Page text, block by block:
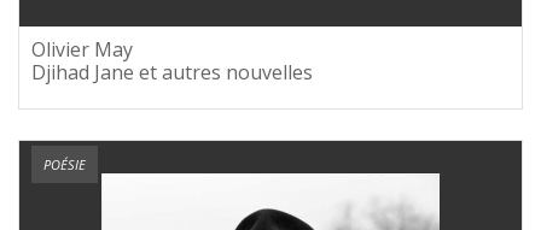
Olivier May
Djihad Jane et autres nouvelles
POÉSIE